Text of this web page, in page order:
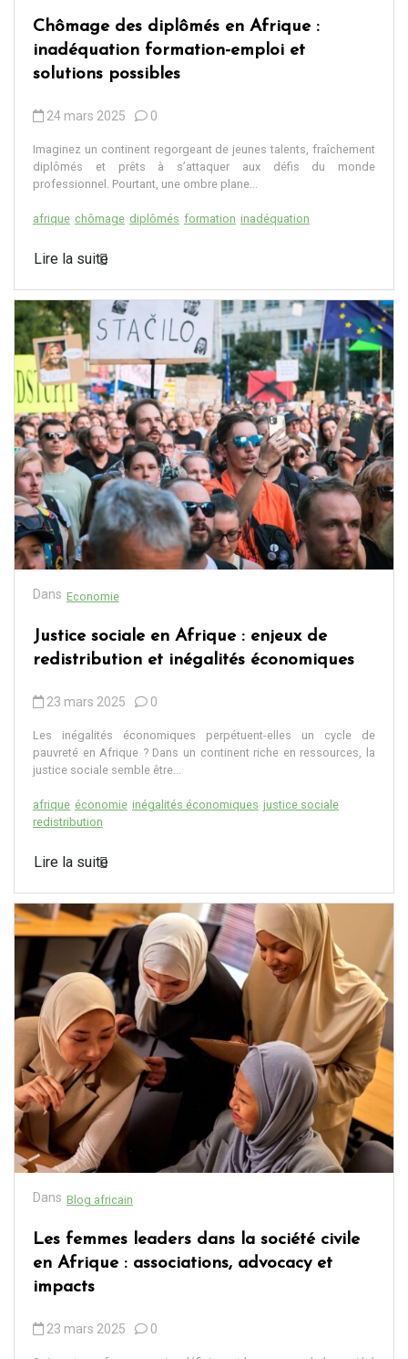
Chômage des diplômés en Afrique :
inadéquation formation-emploi et
solutions possibles
24 mars 2025 0
Imaginez un continent regorgeant de jeunes talents, fraîchement
diplômés et prêts à s’attaquer aux défis du monde
professionnel. Pourtant, une ombre plane...
afrique chômage diplômés formation inadéquation
Lire la suite
Dans Economie
Justice sociale en Afrique : enjeux de
redistribution et inégalités économiques
23 mars 2025 0
Les inégalités économiques perpétuent-elles un cycle de
pauvreté en Afrique ? Dans un continent riche en ressources, la
justice sociale semble être...
afrique économie inégalités économiques justice sociale
redistribution
Lire la suite
Dans Blog africain
Les femmes leaders dans la société civile
en Afrique : associations, advocacy et
impacts
23 mars 2025 0